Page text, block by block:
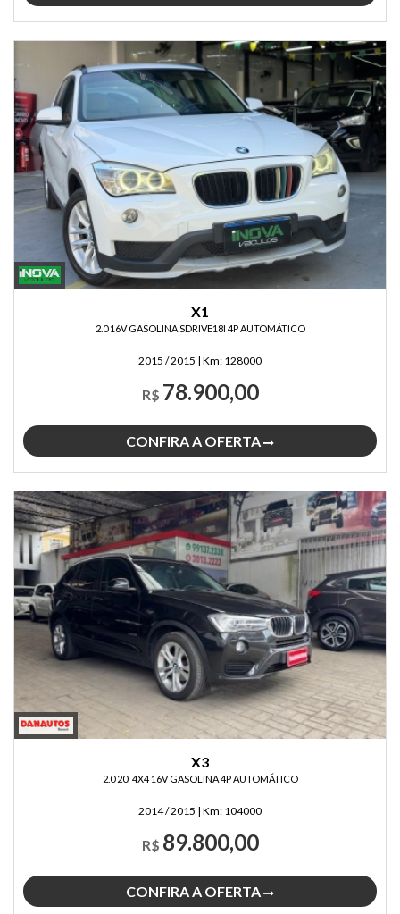
X1
2.0 16V GASOLINA SDRIVE18I 4P AUTOMÁTICO
2015 / 2015 | Km: 128000
R$ 78.900,00
CONFIRA A OFERTA
X3
2.0 20I 4X4 16V GASOLINA 4P AUTOMÁTICO
2014 / 2015 | Km: 104000
R$ 89.800,00
CONFIRA A OFERTA